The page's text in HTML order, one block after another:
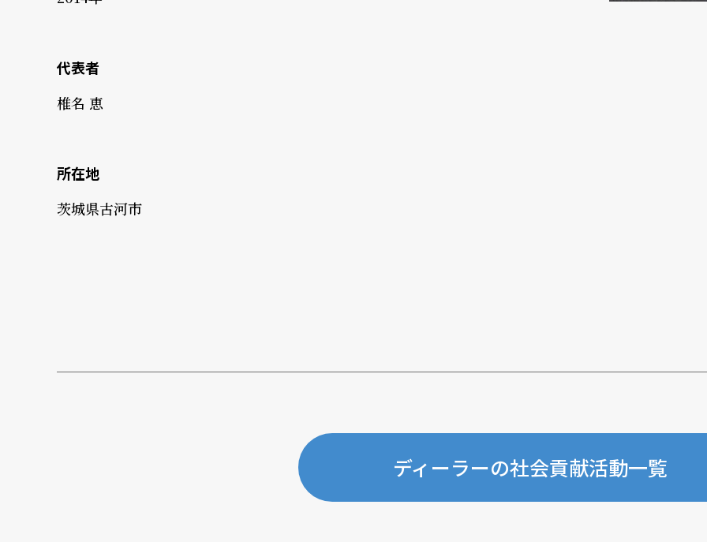
代表者
椎名 恵
所在地
茨城県古河市
ディーラーの社会貢献活動一覧